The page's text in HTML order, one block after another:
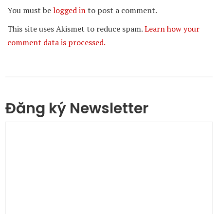
You must belogged into post a comment.
This site uses Akismet to reduce spam.Learn how your
comment data is processed.
Đăng ký Newsletter